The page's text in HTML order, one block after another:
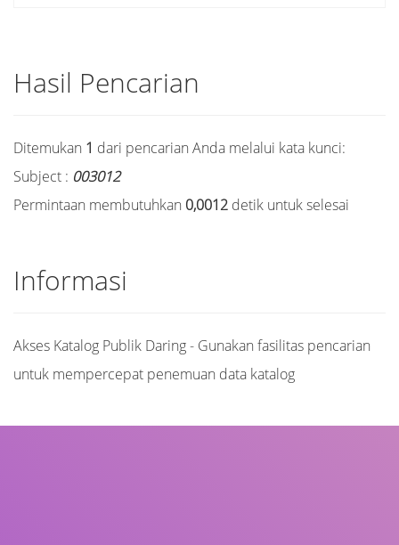
Hasil Pencarian
Ditemukan 1 dari pencarian Anda melalui kata kunci:
Subject : 003012
Permintaan membutuhkan 0,0012 detik untuk selesai
Informasi
Akses Katalog Publik Daring - Gunakan fasilitas pencarian
untuk mempercepat penemuan data katalog